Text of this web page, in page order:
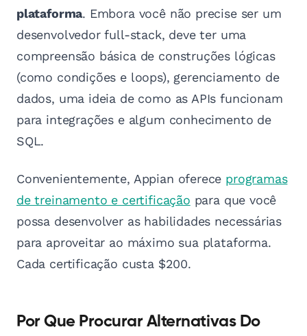
plataforma. Embora você não precise ser um
desenvolvedor full-stack, deve ter uma
compreensão básica de construções lógicas
(como condições e loops), gerenciamento de
dados, uma ideia de como as APIs funcionam
para integrações e algum conhecimento de
SQL.
Convenientemente, Appian oferece programas
de treinamento e certificação para que você
possa desenvolver as habilidades necessárias
para aproveitar ao máximo sua plataforma.
Cada certificação custa $200.
Por Que Procurar Alternativas Do